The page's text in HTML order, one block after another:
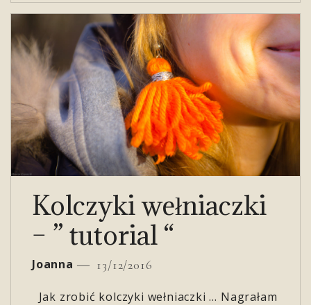
Kolczyki wełniaczki
– ” tutorial “
Joanna 13/12/2016
Jak zrobić kolczyki wełniaczki … Nagrałam